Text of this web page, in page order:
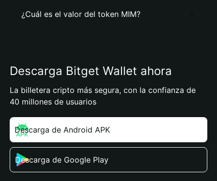
¿Cuál es el valor del token MIM?
Descarga Bitget Wallet ahora
La billetera cripto más segura, con la confianza de
40 millones de usuarios
Descarga de Android APK
Descarga de Google Play